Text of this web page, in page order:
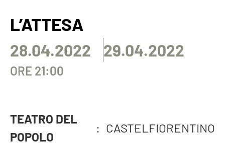
L’ATTESA
28.04.2022 29.04.2022
ORE 21:00
TEATRO DEL
POPOLO
: CASTELFIORENTINO